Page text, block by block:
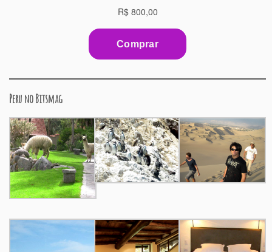
Peru no Bitsmag